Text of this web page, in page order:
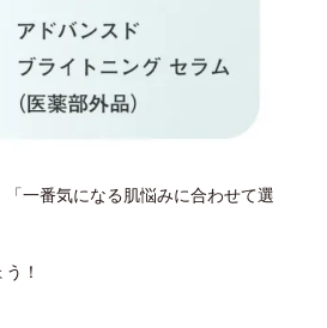
一番気になる肌悩みに合わせて選
！